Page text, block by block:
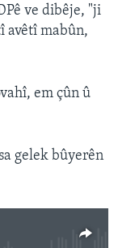
ve dibêje, "ji
avêtî mabûn,
em çûn û
gelek bûyerên